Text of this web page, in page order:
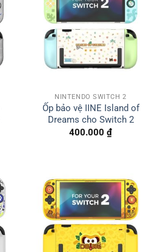
NINTENDO SWITCH 2
Ốp bảo vệ IINE Island of
Dreams cho Switch 2
400.000 ₫